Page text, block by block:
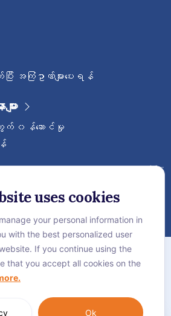
ြံဥာဏ်များပေးရန်
ား
က် ၀န်ဆောင်မှု
ဆေးရုံကြီးကို follow လုပ်
စည်းကမ်းများ
uses cookies
your personal information in
with the best personalized user
If you continue using the
that you accept all cookies on the
Ok